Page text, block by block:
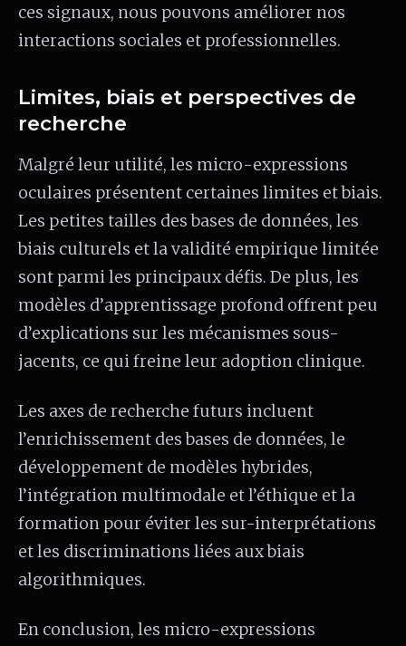
ces signaux, nous pouvons améliorer nos
interactions sociales et professionnelles.
Limites, biais et perspectives de
recherche
Malgré leur utilité, les micro-expressions
oculaires présentent certaines limites et biais.
Les petites tailles des bases de données, les
biais culturels et la validité empirique limitée
sont parmi les principaux défis. De plus, les
modèles d’apprentissage profond offrent peu
d’explications sur les mécanismes sous-
jacents, ce qui freine leur adoption clinique.
Les axes de recherche futurs incluent
l’enrichissement des bases de données, le
développement de modèles hybrides,
l’intégration multimodale et l’éthique et la
formation pour éviter les sur-interprétations
et les discriminations liées aux biais
algorithmiques.
En conclusion, les micro-expressions